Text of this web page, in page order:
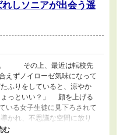
しソニアが出会う遥
。 その上、最近は転校先
えずノイローゼ気味になって
ふりをしていると、涼やか
ょっといい？」 顔を上げる
いる女子生徒に見下ろされて
かれ、不思議な空間に放り
という名の山高帽にスーツ